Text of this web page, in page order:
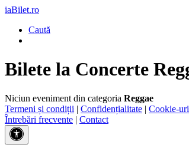
iaBilet.ro
Caută
Bilete la Concerte
Niciun eveniment din categoria Reggae
Termeni și condiții | Confidențialitate | Cookie-uri
Întrebări frecvente | Contact